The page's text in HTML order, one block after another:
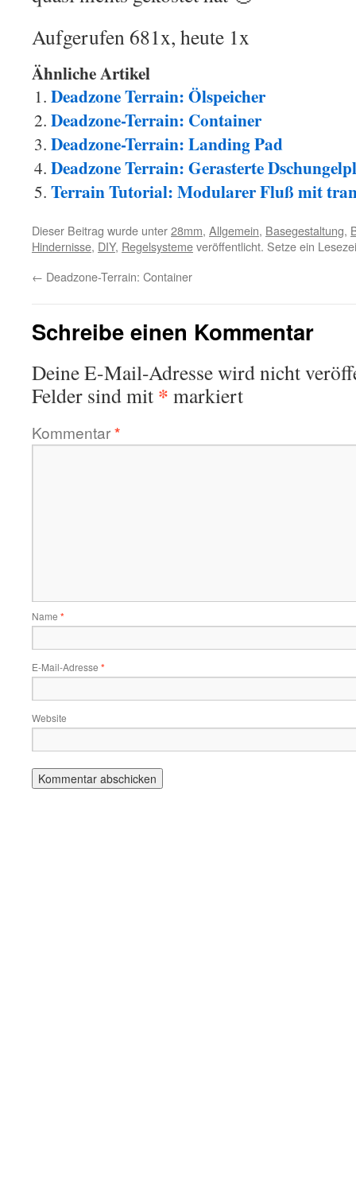
Aufgerufen 681x, heute 1x
Ähnliche Artikel
Deadzone Terrain: Ölspeicher
Deadzone-Terrain: Container
Deadzone-Terrain: Landing Pad
Deadzone Terrain: Gerasterte
Terrain Tutorial: Modularer Fluß mit
Dieser Beitrag wurde unter28mm, Allgemein, Basegestaltung,
Hindernisse, DIY, Regelsystemeveröffentlicht. Setze ein
← Deadzone-Terrain: Container
Schreibe einen Kommentar
Deine E-Mail-Adresse wird nicht
Felder sind mit * markiert
Kommentar*
Name *
E-Mail-Adresse *
Website